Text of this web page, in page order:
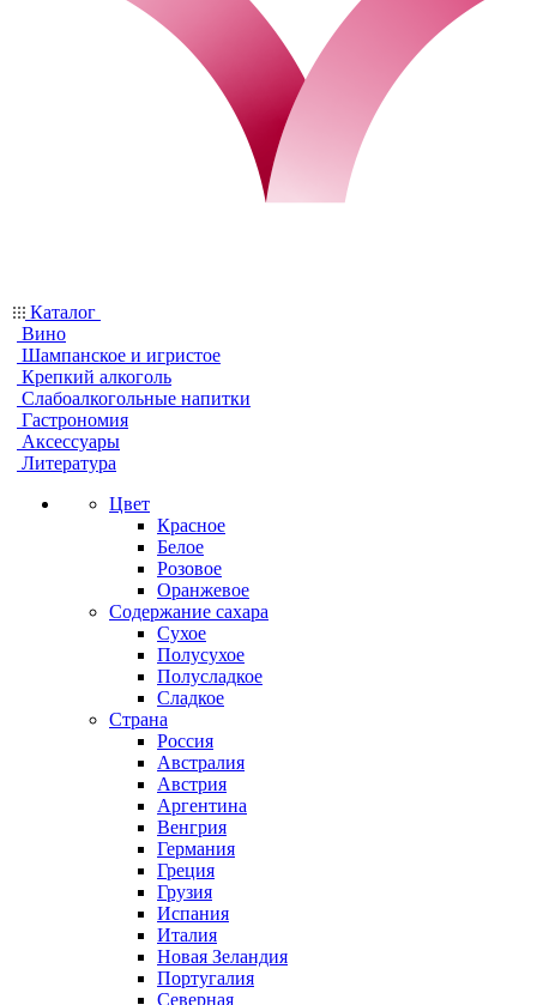
Каталог
Вино
Шампанское и игристое
Крепкий алкоголь
Слабоалкогольные напитки
Гастрономия
Аксессуары
Литература
Цвет
Красное
Белое
Розовое
Оранжевое
Содержание сахара
Сухое
Полусухое
Полусладкое
Сладкое
Страна
Россия
Австралия
Австрия
Аргентина
Венгрия
Германия
Греция
Грузия
Испания
Италия
Новая Зеландия
Португалия
Северная